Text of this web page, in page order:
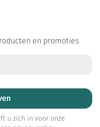
en promoties
u zich in voor onze